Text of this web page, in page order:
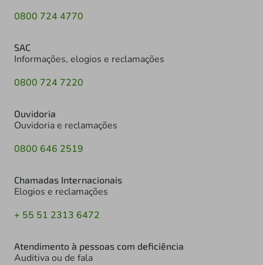
0800 724 4770
SAC
Informações, elogios e reclamações
0800 724 7220
Ouvidoria
Ouvidoria e reclamações
0800 646 2519
Chamadas Internacionais
Elogios e reclamações
+ 55 51 2313 6472
Atendimento à pessoas com deficiência
Auditiva ou de fala